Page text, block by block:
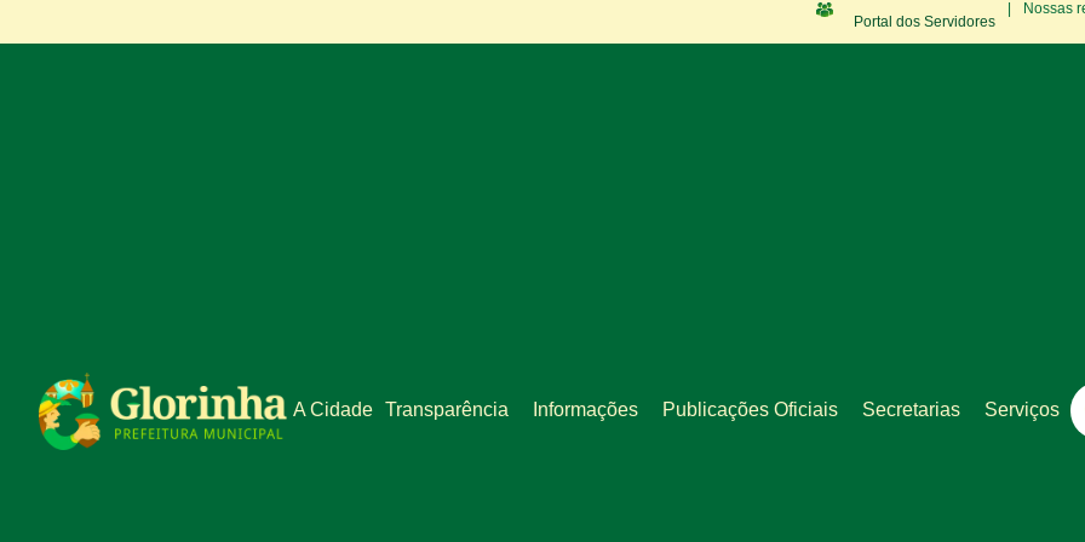
Portal dos Servidores
Nossas
A Cidade Transparência Informações Publicações Oficiais Secretarias Serviços